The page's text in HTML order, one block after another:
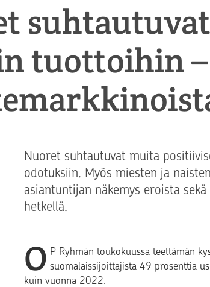
tuottoihin
Nuoret suhtautuvat muita
odotuksiin. Myös miesten ja
asiantuntijan näkemys eroista
hetkellä.
O P Ryhmän toukokuussa teettämän
suomalaissijoittajista 49 prosenttia
kuin vuonna 2022.